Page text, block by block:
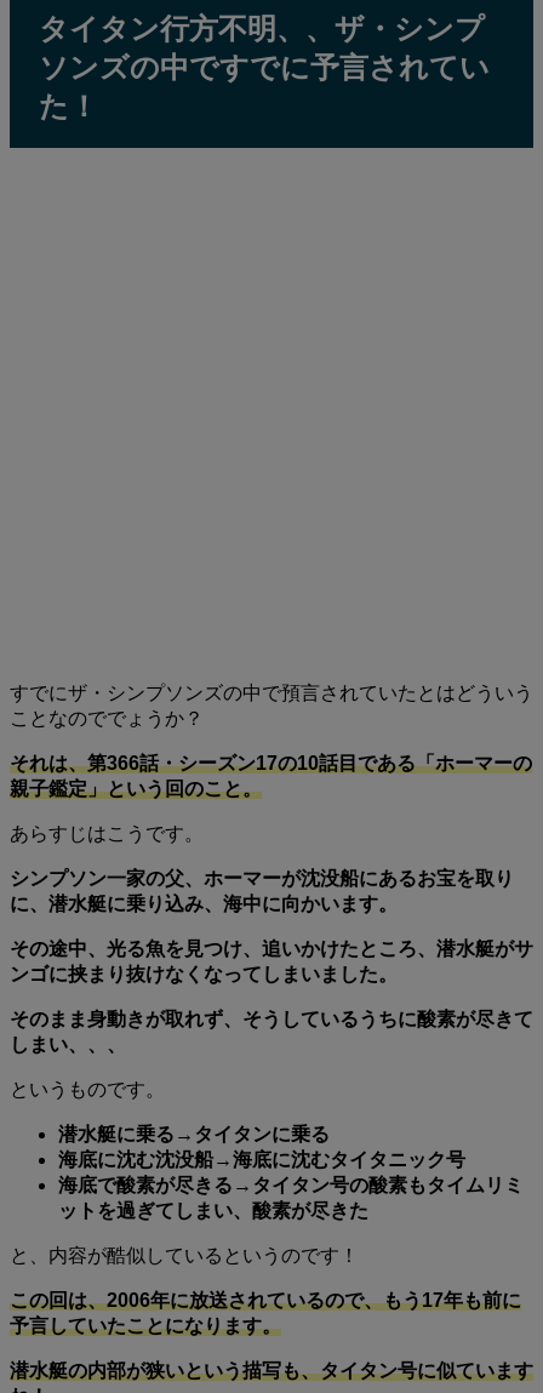
タイタン行方不明、、ザ・シンプ
ソンズの中ですでに予言されてい
た！
すでにザ・シンプソンズの中で預言されていたとはどういう
ことなのででょうか？
それは、第366話・シーズン17の10話目である「ホーマーの
親子鑑定」という回のこと。
あらすじはこうです。
シンプソン一家の父、ホーマーが沈没船にあるお宝を取り
に、潜水艇に乗り込み、海中に向かいます。
その途中、光る魚を見つけ、追いかけたところ、潜水艇がサ
ンゴに挟まり抜けなくなってしまいました。
そのまま身動きが取れず、そうしているうちに酸素が尽きて
しまい、、、
というものです。
潜水艇に乗る→タイタンに乗る
海底に沈む沈没船→海底に沈むタイタニック号
海底で酸素が尽きる→タイタン号の酸素もタイムリミ
ットを過ぎてしまい、酸素が尽きた
と、内容が酷似しているというのです！
この回は、2006年に放送されているので、もう17年も前に
予言していたことになります。
潜水艇の内部が狭いという描写も、タイタン号に似ています